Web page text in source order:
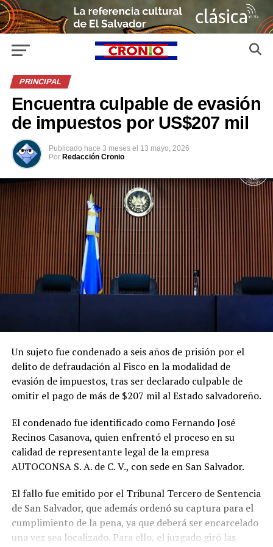
PRINCIPAL
Encuentra culpable de evasión
de impuestos por US$207 mil
Publicado hace 3 meses el 13 mayo, 2026
Por Redacción Cronio
Un sujeto fue condenado a seis años de prisión por el
delito de defraudación al Fisco en la modalidad de
evasión de impuestos, tras ser declarado culpable de
omitir el pago de más de $207 mil al Estado salvadoreño.
El condenado fue identificado como Fernando José
Recinos Casanova, quien enfrentó el proceso en su
calidad de representante legal de la empresa
AUTOCONSA S. A. de C. V., con sede en San Salvador.
El fallo fue emitido por el Tribunal Tercero de Sentencia
de San Salvador, que además ordenó su captura para el
cumplimiento de la pena, ya que deberá ser encarcelado
una vez sea localizado. Para ello, el juzgado giró las